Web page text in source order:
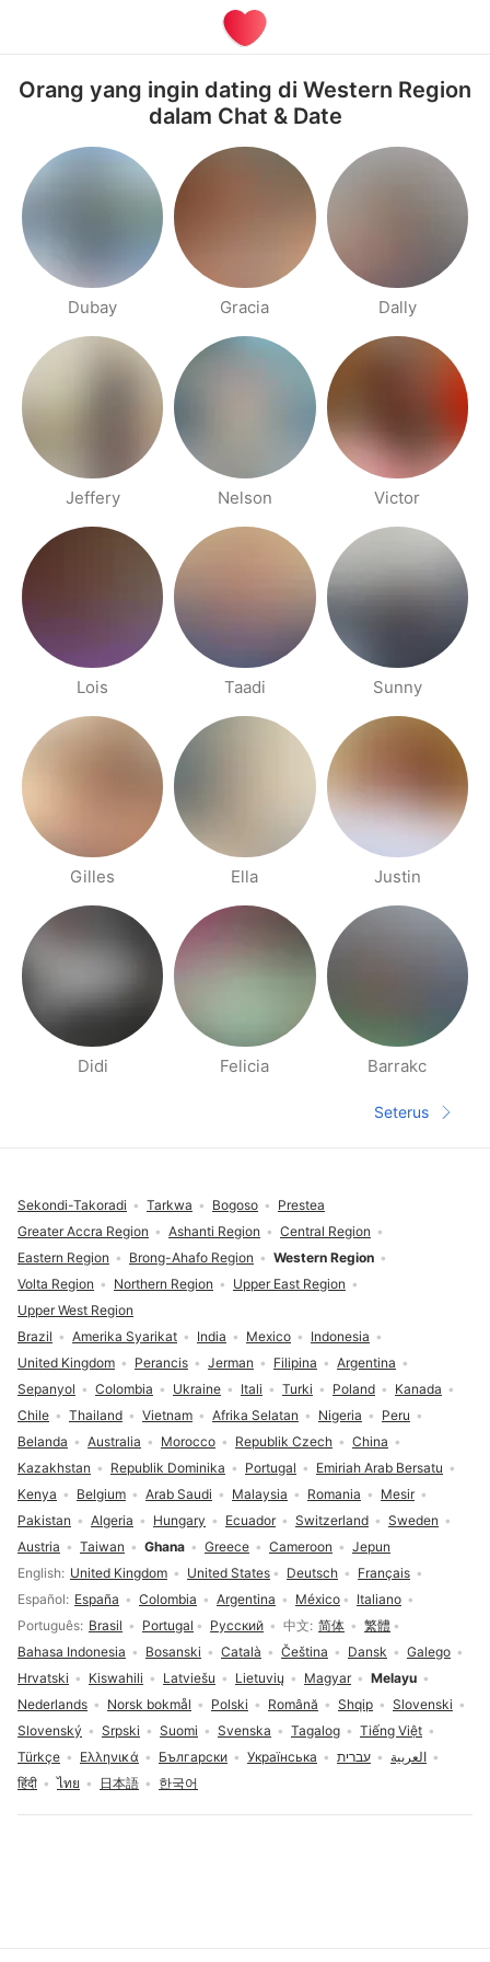
Orang yang ingin dating di Western Region
dalam Chat & Date
Dubay Gracia Dally
Jeffery Nelson Victor
Lois Taadi Sunny
Gilles Ella Justin
Didi Felicia Barrakc
Halaman
Seterus
Pilihan bahasa
English United Kingdom United States Deutsch
Français
Español
España Colombia Argentina México
Italiano
Português Brasil Portugal Русский 中文 简体
繁體
Bahasa Indonesia
Bosanski Català Čeština Dansk
Galego
Hrvatski
Kiswahili Latviešu Lietuvių Magyar
Melayu
Nederlands
Norsk bokmål Polski Română Shqip
Slovenski
Slovenský
Srpski Suomi Svenska Tagalog
Tiếng Việt
Türkçe
Ελληνικά Български Українська עברית
العربية
हिंदी
ไทย 日本語 한국어
Brazil Amerika Syarikat India Mexico
Indonesia
United Kingdom
Perancis Jerman Filipina
Argentina
Sepanyol
Colombia Ukraine Itali Turki Poland
Kanada
Chile
Thailand Vietnam Afrika Selatan Nigeria
Peru
Belanda
Australia Morocco Republik Czech
China
Kazakhstan
Republik Dominika Portugal
Emiriah Arab Bersatu
Kenya
Belgium Arab Saudi Malaysia Romania
Mesir
Pakistan
Algeria Hungary Ecuador Switzerland
Sweden
Austria
Taiwan Ghana Greece Cameroon Jepun
Greater Accra Region Ashanti Region
Central Region
Eastern Region
Brong-Ahafo Region
Western Region
Volta Region
Northern Region
Upper East Region
Upper West Region
Sekondi-Takoradi Tarkwa Bogoso Prestea